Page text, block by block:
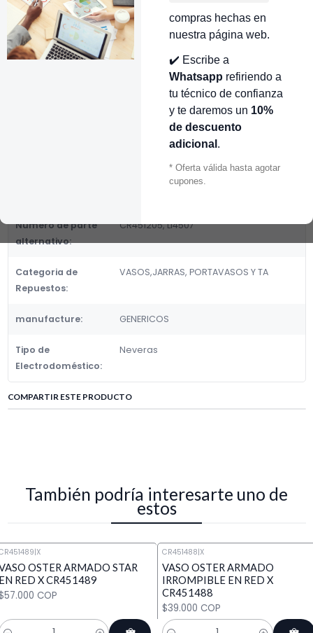
compras hechas en
nuestra página web.
✔️ Escribe a
Whatsapp refiriendo a
tu técnico de confianza
y te daremos un 10%
de descuento
adicional .
* Oferta válida hasta agotar
cupones.
👉 Conocer más…
Mostrar stock de ubicaciones
VASO OSTER ECONOMICO ARMADO EN RED X CR451205
Número de parte
alternativo:
CR451205, LI4507
Categoria de
Repuestos:
VASOS,JARRAS, PORTAVASOS Y TA
manufacture: GENERICOS
Tipo de
Electrodoméstico:
Neveras
COMPARTIR ESTE PRODUCTO
También podría interesarte uno de
estos
|X
OSTER ARMADO STAR
RED X CR451489
COP
CR451488|X
VASO OSTER ARMADO
IRROMPIBLE EN RED X
CR451488
$39.000 COP